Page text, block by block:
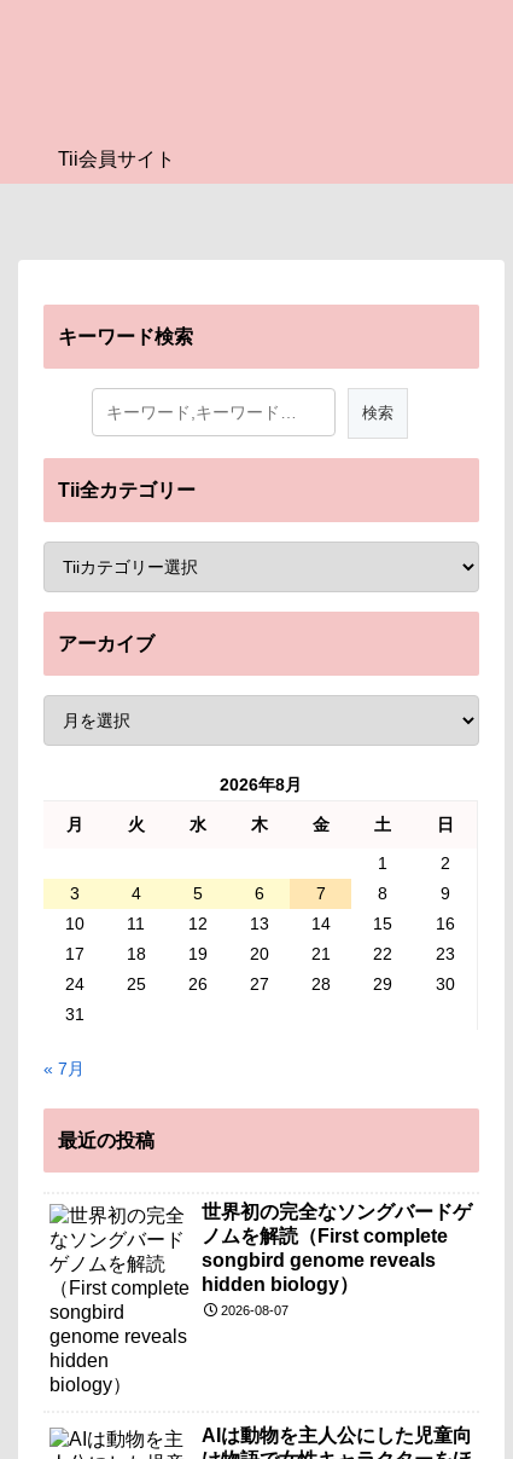
Tii会員サイト
キーワード検索
Tii全カテゴリー
アーカイブ
2026年8月
月 火 水 木 金 土
日
1
2
3
4 5 6 7 8
9
10
11 12 13 14 15
16
17
18 19 20 21 22
23
24
25 26 27 28 29
30
31
« 7月
最近の投稿
世界初の完全なソングバードゲ
ノムを解読（First complete
songbird genome reveals
hidden biology）
2026-08-07
AIは動物を主人公にした児童向